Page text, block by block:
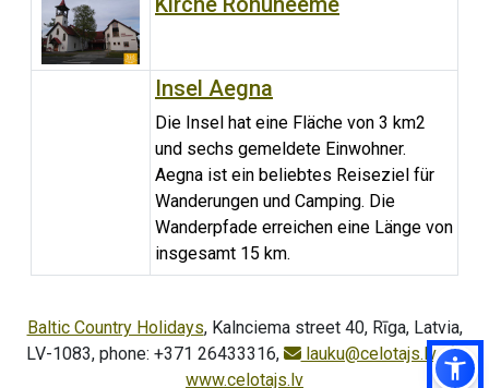
Insel Aegna
Die Insel hat eine Fläche von 3 km2
und sechs gemeldete Einwohner.
Aegna ist ein beliebtes Reiseziel für
Wanderungen und Camping. Die
Wanderpfade erreichen eine Länge von
insgesamt 15 km.
Baltic Country Holidays, Kalnciema street 40, Rīga, Latvia,
LV-1083, phone: +371 26433316,
lauku@celotajs.lv,
www.celotajs.lv